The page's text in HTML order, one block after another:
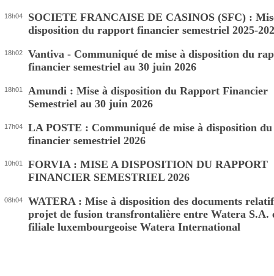
18h04
SOCIETE FRANCAISE DE CASINOS (SFC) :
disposition du rapport financier semestriel 2025-
18h02
Vantiva - Communiqué de mise à disposition du
financier semestriel au 30 juin 2026
18h01
Amundi : Mise à disposition du Rapport Financier
Semestriel au 30 juin 2026
17h04
LA POSTE : Communiqué de mise à disposition
financier semestriel 2026
10h01
FORVIA : MISE A DISPOSITION DU RAPPORT
FINANCIER SEMESTRIEL 2026
08h04
WATERA : Mise à disposition des documents
projet de fusion transfrontalière entre Watera S.A.
filiale luxembourgeoise Watera International